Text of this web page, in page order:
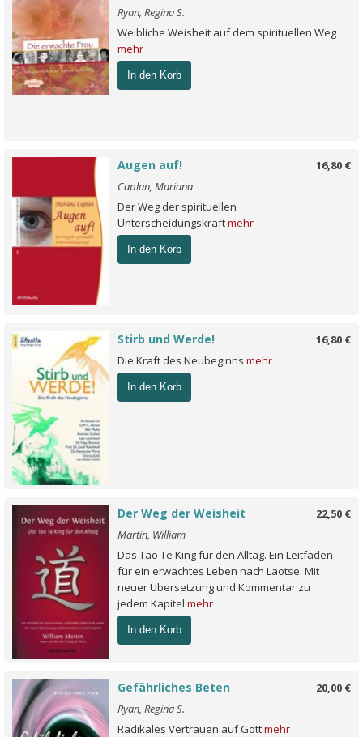
Ryan, Regina S.
Weibliche Weisheit auf dem spirituellen Weg
mehr
In den Korb
16,80 €
Augen auf!
Caplan, Mariana
Der Weg der spirituellen
Unterscheidungskraftmehr
In den Korb
16,80 €
Stirb und Werde!
Die Kraft des Neubeginns mehr
In den Korb
22,50 €
Der Weg der Weisheit
Martin, William
Das Tao Te King für den Alltag. Ein Leitfaden
für ein erwachtes Leben nach Laotse. Mit
neuer Übersetzung und Kommentar zu
jedem Kapitel mehr
In den Korb
20,00 €
Gefährliches Beten
Ryan, Regina S.
Radikales Vertrauen auf Gottmehr